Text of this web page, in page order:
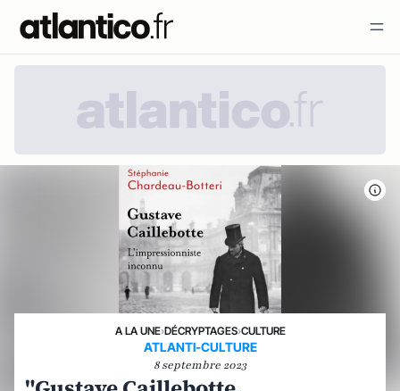
A LA UNE›DÉCRYPTAGES›CULTURE
ATLANTI-CULTURE
8 septembre 2023